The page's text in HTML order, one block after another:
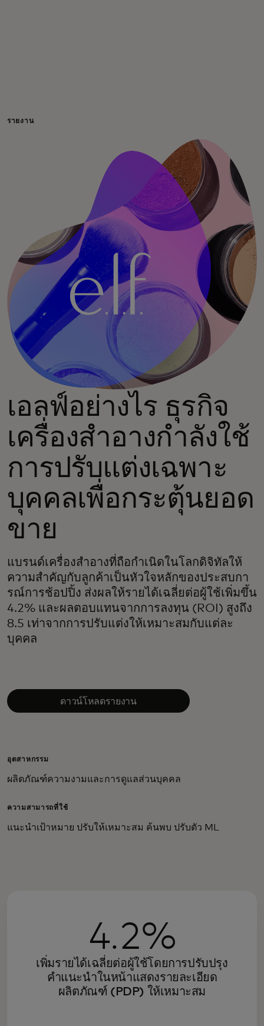
ข่าวสารและแนวโน้ม
รายงาน
เอลฟ์อย่างไร ธุรกิจ
เครื่องสำอางกำลังใช้
การปรับแต่งเฉพาะ
บุคคลเพื่อกระตุ้นยอด
ขาย
แบรนด์เครื่องสำอางที่ถือกำเนิดในโลกดิจิทัลให้
ความสำคัญกับลูกค้าเป็นหัวใจหลักของประสบกา
รณ์การช้อปปิ้ง ส่งผลให้รายได้เฉลี่ยต่อผู้ใช้เพิ่มขึ้น
4.2% และผลตอบแทนจากการลงทุน (ROI) สูงถึง
8.5 เท่าจากการปรับแต่งให้เหมาะสมกับแต่ละ
บุคคล
ดาวน์โหลดรายงาน
อุตสาหกรรม
ผลิตภัณฑ์ความงามและการดูแลส่วนบุคคล
ความสามารถที่ใช้
แนะนำเป้าหมาย ปรับให้เหมาะสม ค้นพบ ปรับตัว ML
4.2%
เพิ่มรายได้เฉลี่ยต่อผู้ใช้โดยการปรับปรุง
คำแนะนำในหน้าแสดงรายละเอียด
ผลิตภัณฑ์ (PDP) ให้เหมาะสม